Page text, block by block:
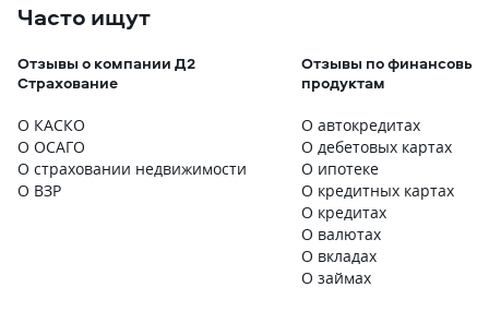
Часто ищут
Отзывы о компании Д2
Страхование
О КАСКО
О ОСАГО
О страховании недвижимости
О ВЗР
Отзывы по финансовым
продуктам
О автокредитах
О дебетовых картах
О ипотеке
О кредитных картах
О кредитах
О валютах
О вкладах
О займах